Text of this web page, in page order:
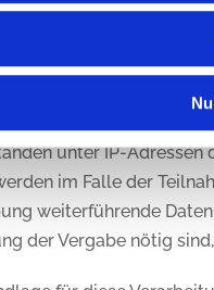
dazu, Besuchern der
Ausschreibungen der
personenbezogene
Bei diesen
unter IP-Adressen
im Falle der
weiterführende
der Vergabe nötig